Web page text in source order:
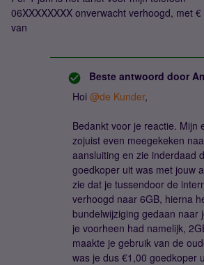
06XXXXXXXX onverwacht verhoogd, met
van
Beste antwoord door
Hoi @de Kunder,
Bedankt voor je reactie. Mijn
zojuist even meegekeken
aansluiting en zie inderdaad
goedkoper uit was met jouw
zie dat je tussendoor de
verhoogd naar 6GB, hierna
bundelwijziging gedaan naar
je voorheen had namelijk,
maakte je gebruik van de
was je dus €1,00 goedkoper